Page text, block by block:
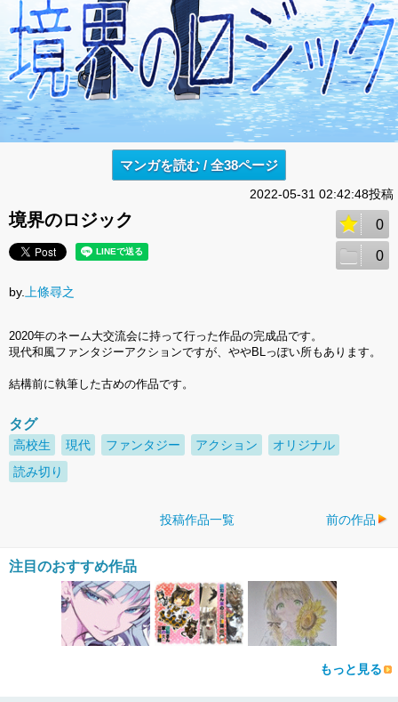
マンガを読む / 全38ページ
2022-05-31 02:42:48投稿
境界のロジック 0
0
by.上條尋之
2020年のネーム大交流会に持って行った作品の完成品です。
現代和風ファンタジーアクションですが、ややBLっぽい所もあります。
結構前に執筆した古めの作品です。
タグ
高校生 現代 ファンタジー アクション
オリジナル
読み切り
投稿作品一覧 前の作品
注目のおすすめ作品
もっと見る